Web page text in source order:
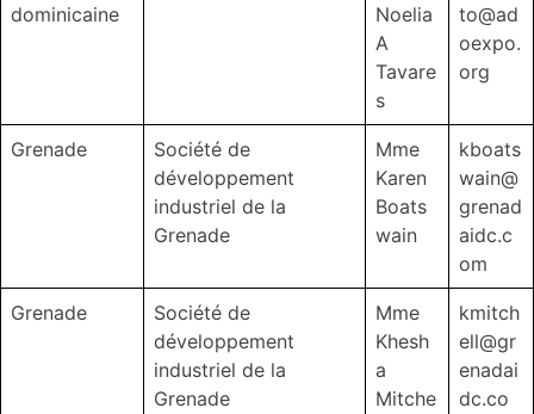
dominicaine
Noelia
A
Tavare
s
to@ad
oexpo.
org
Grenade
Société de
développement
industriel de la
Grenade
Mme
Karen
Boats
wain
kboats
wain@
grenad
aidc.c
om
Grenade
Société de
développement
industriel de la
Grenade
Mme
Khesh
a
Mitche
kmitch
ell@gr
enadai
dc.co